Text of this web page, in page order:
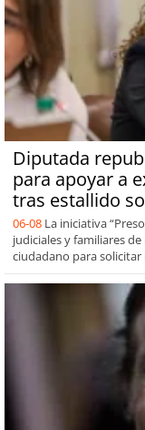
Diputada
para apoyar a
tras estallido
06-08 La iniciativa
judiciales y familiares
ciudadano para